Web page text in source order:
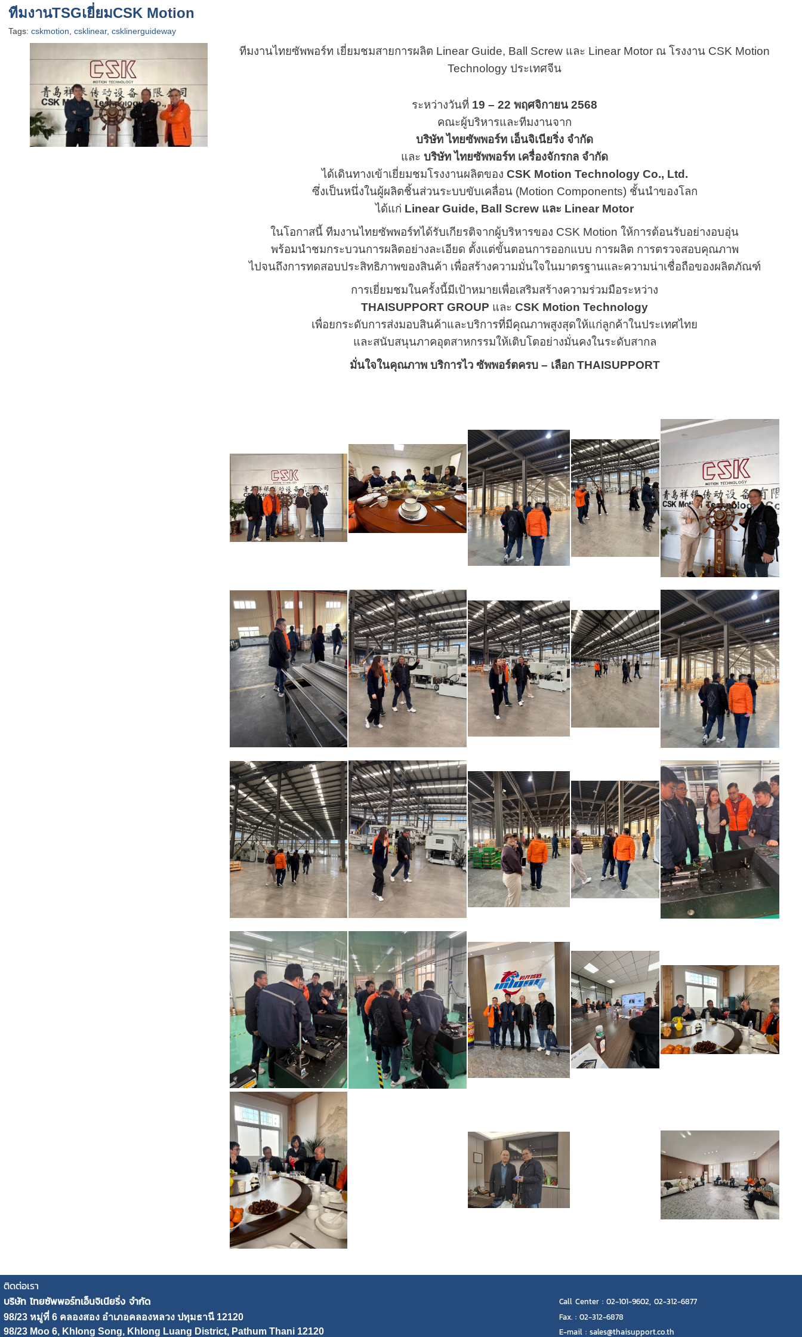
ทีมงานTSGเยี่ยมCSK Motion
Tags: cskmotion csklinear, csklinerguideway
ทีมงานไทยซัพพอร์ท เยี่ยมชมสายการผลิต Linear Guide, Ball Screw และ Linear Motor ณ โรงงาน CSK Motion
Technology ประเทศจีน
ระหว่างวันที่ 19 – 22 พฤศจิกายน 2568
คณะผู้บริหารและทีมงานจาก
บริษัท ไทยซัพพอร์ท เอ็นจิเนียริ่ง จำกัด
และบริษัท ไทยซัพพอร์ท เครื่องจักรกล จำกัด
ได้เดินทางเข้าเยี่ยมชมโรงงานผลิตของ CSK Motion Technology Co., Ltd.
ซึ่งเป็นหนึ่งในผู้ผลิตชิ้นส่วนระบบขับเคลื่อน (Motion Components) ชั้นนำของโลก
ได้แก่ Linear Guide, Ball Screw และ Linear Motor
ในโอกาสนี้ ทีมงานไทยซัพพอร์ทได้รับเกียรติจากผู้บริหารของ CSK Motion ให้การต้อนรับอย่างอบอุ่น
พร้อมนำชมกระบวนการผลิตอย่างละเอียด ตั้งแต่ขั้นตอนการออกแบบ การผลิต การตรวจสอบคุณภาพ
ไปจนถึงการทดสอบประสิทธิภาพของสินค้า เพื่อสร้างความมั่นใจในมาตรฐานและความน่าเชื่อถือของผลิตภัณฑ์
การเยี่ยมชมในครั้งนี้มีเป้าหมายเพื่อเสริมสร้างความร่วมมือระหว่าง
THAISUPPORT GROUP และCSK Motion Technology
เพื่อยกระดับการส่งมอบสินค้าและบริการที่มีคุณภาพสูงสุดให้แก่ลูกค้าในประเทศไทย
และสนับสนุนภาคอุตสาหกรรมให้เติบโตอย่างมั่นคงในระดับสากล
มั่นใจในคุณภาพ บริการไว ซัพพอร์ตครบ – เลือก THAISUPPORT
ติดต่อเรา
บริษัท ไทยซัพพอร์ทเอ็นจิเนียริ่ง จำกัด
Call Center : 02-101-9602, 02-312-6877
98/23 หมู่ที่ 6 คลองสอง อำเภอคลองหลวง ปทุมธานี 12120 Fax. : 02-312-6878
98/23 Moo 6, Khlong Song, Khlong Luang District, Pathum Thani 12120 E-mail : sales@thaisupport.co.th